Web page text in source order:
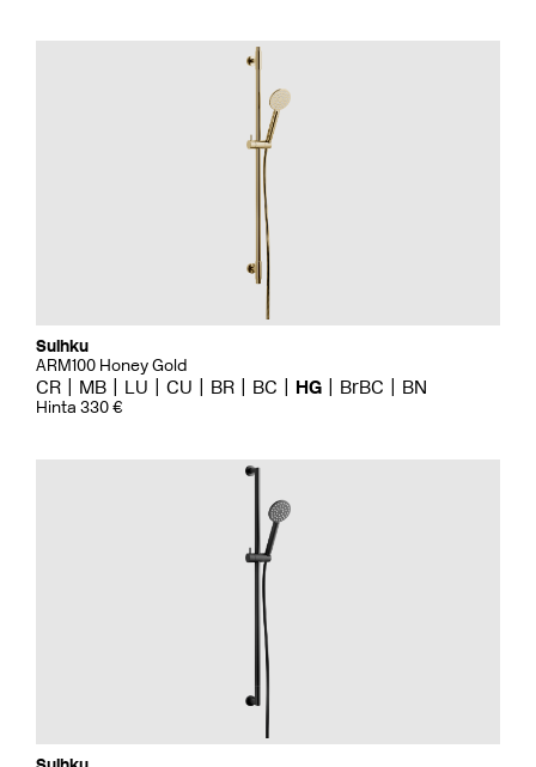
Suihku
ARM100 Honey Gold
CR MB LU CU BR BC HG BrBC BN
Hinta 330 €